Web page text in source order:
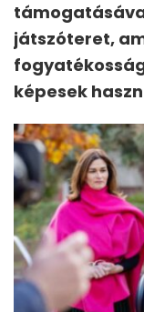
játszóteret,
képesek